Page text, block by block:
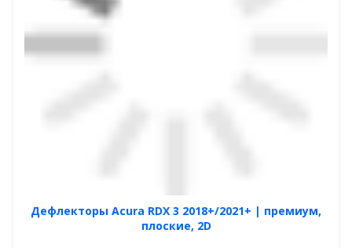
Дефлекторы Acura RDX 3 2018+/2021+ | премиум,
плоские, 2D